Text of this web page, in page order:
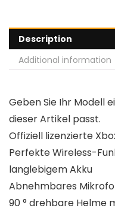
Description
Additional information
Geben Sie Ihr Modell
dieser Artikel passt.
Offiziell lizenzierte
Perfekte Wireless-
langlebigem Akku
Abnehmbares
90 ° drehbare Helme